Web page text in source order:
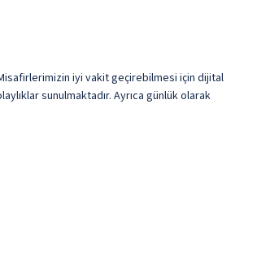
iyi vakit geçirebilmesi için dijital
sunulmaktadır. Ayrıca günlük olarak